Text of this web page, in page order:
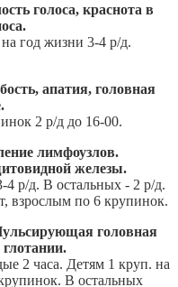
голоса, краснота в
год жизни 3-4 р/д.
апатия, головная
2 р/д до 16-00.
лимфоузлов.
железы.
р/д. В остальных - 2 р/д.
взрослым по 6 крупинок.
головная
2 часа. Детям 1 круп. на
В остальных